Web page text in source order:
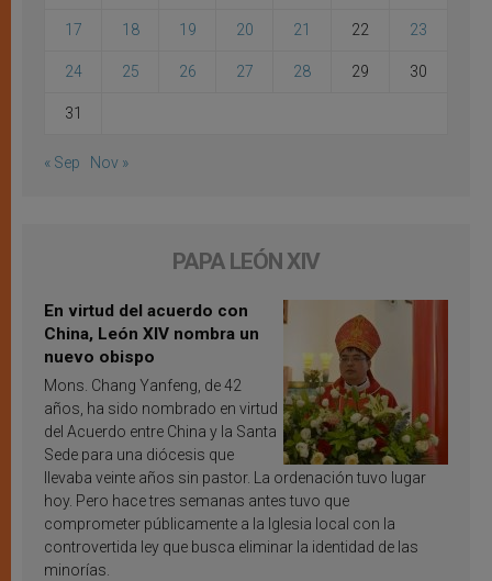
17 18 19 20 21 22 23
24 25 26 27 28 29 30
31
« Sep Nov »
PAPA LEÓN XIV
En virtud del acuerdo con
China, León XIV nombra un
nuevo obispo
Mons. Chang Yanfeng, de 42
años, ha sido nombrado en virtud
del Acuerdo entre China y la Santa
Sede para una diócesis que
llevaba veinte años sin pastor. La ordenación tuvo lugar
hoy. Pero hace tres semanas antes tuvo que
comprometer públicamente a la Iglesia local con la
controvertida ley que busca eliminar la identidad de las
minorías.